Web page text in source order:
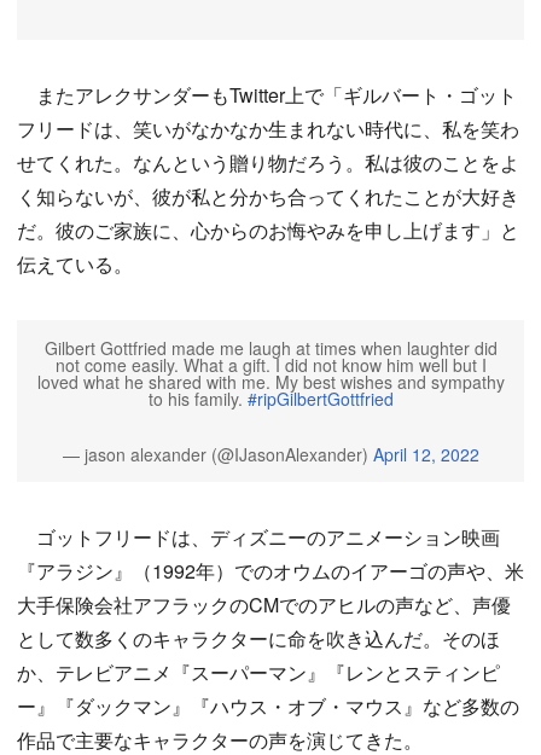
またアレクサンダーもTwitter上で「ギルバート・ゴット
フリードは、笑いがなかなか生まれない時代に、私を笑わ
せてくれた。なんという贈り物だろう。私は彼のことをよ
く知らないが、彼が私と分かち合ってくれたことが大好き
だ。彼のご家族に、心からのお悔やみを申し上げます」と
伝えている。
Gilbert Gottfried made me laugh at times when laughter did
not come easily. What a gift. I did not know him well but I
loved what he shared with me. My best wishes and sympathy
to his family. #ripGilbertGottfried
— jason alexander (@IJasonAlexander) April 12, 2022
ゴットフリードは、ディズニーのアニメーション映画
『アラジン』（1992年）でのオウムのイアーゴの声や、米
大手保険会社アフラックのCMでのアヒルの声など、声優
として数多くのキャラクターに命を吹き込んだ。そのほ
か、テレビアニメ『スーパーマン』『レンとスティンピ
ー』『ダックマン』『ハウス・オブ・マウス』など多数の
作品で主要なキャラクターの声を演じてきた。